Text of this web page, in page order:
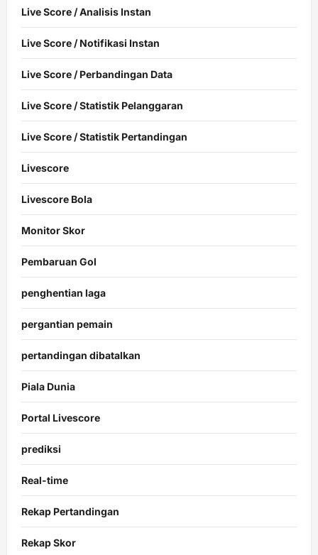
Live Score / Analisis Instan
Live Score / Notifikasi Instan
Live Score / Perbandingan Data
Live Score / Statistik Pelanggaran
Live Score / Statistik Pertandingan
Livescore
Livescore Bola
Monitor Skor
Pembaruan Gol
penghentian laga
pergantian pemain
pertandingan dibatalkan
Piala Dunia
Portal Livescore
prediksi
Real-time
Rekap Pertandingan
Rekap Skor